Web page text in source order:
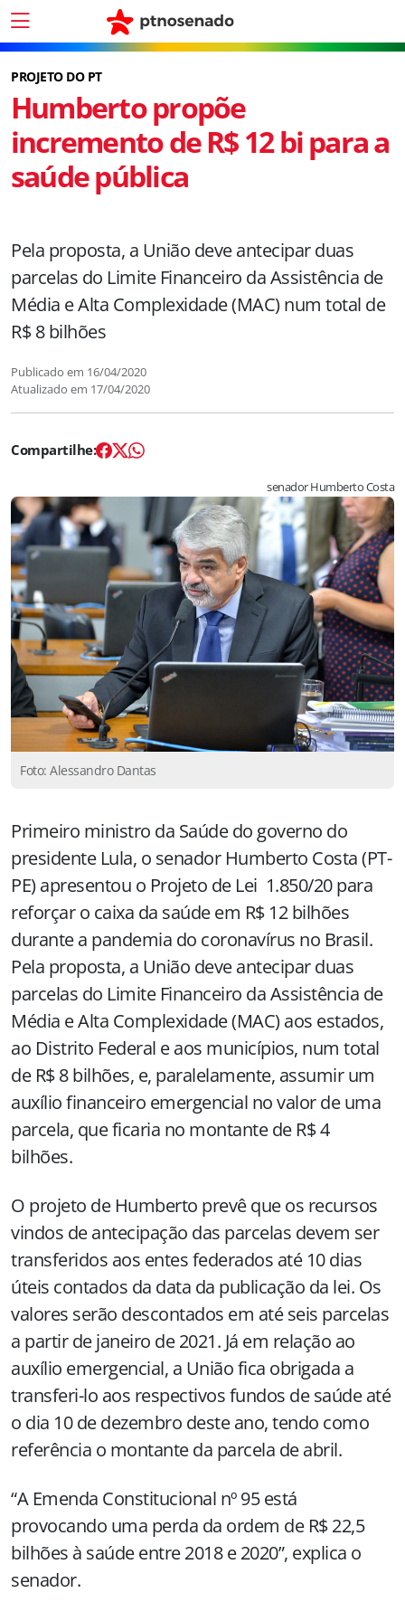
PROJETO DO PT
Humberto propõe
incremento de R$ 12 bi para a
saúde pública
Pela proposta, a União deve antecipar duas
parcelas do Limite Financeiro da Assistência de
Média e Alta Complexidade (MAC) num total de
R$ 8 bilhões
Publicado em 16/04/2020
Atualizado em 17/04/2020
senador Humberto Costa
Foto: Alessandro Dantas
Primeiro ministro da Saúde do governo do
presidente Lula, o senador Humberto Costa (PT-
PE) apresentou o Projeto de Lei 1.850/20 para
reforçar o caixa da saúde em R$ 12 bilhões
durante a pandemia do coronavírus no Brasil.
Pela proposta, a União deve antecipar duas
parcelas do Limite Financeiro da Assistência de
Média e Alta Complexidade (MAC) aos estados,
ao Distrito Federal e aos municípios, num total
de R$ 8 bilhões, e, paralelamente, assumir um
auxílio financeiro emergencial no valor de uma
parcela, que ficaria no montante de R$ 4
bilhões.
O projeto de Humberto prevê que os recursos
vindos de antecipação das parcelas devem ser
transferidos aos entes federados até 10 dias
úteis contados da data da publicação da lei. Os
valores serão descontados em até seis parcelas
a partir de janeiro de 2021. Já em relação ao
auxílio emergencial, a União fica obrigada a
transferi-lo aos respectivos fundos de saúde até
o dia 10 de dezembro deste ano, tendo como
referência o montante da parcela de abril.
“A Emenda Constitucional nº 95 está
provocando uma perda da ordem de R$ 22,5
bilhões à saúde entre 2018 e 2020”, explica o
senador.